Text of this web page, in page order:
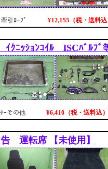
引ﾛｰﾌﾟ ¥12,155（税・送料込
ﾆｯｼｮﾝｺｲﾙ ISCﾊﾞﾙﾌﾞ等
その他 ¥6,410（税・送料込）
運転席 【未使用】